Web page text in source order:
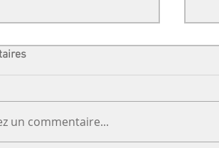
un commentaire...